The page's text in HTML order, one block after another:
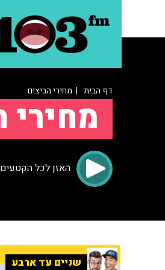
דף הבית | מחירי הביצים
מחירי
האזן לכל
שניים עד ארבע